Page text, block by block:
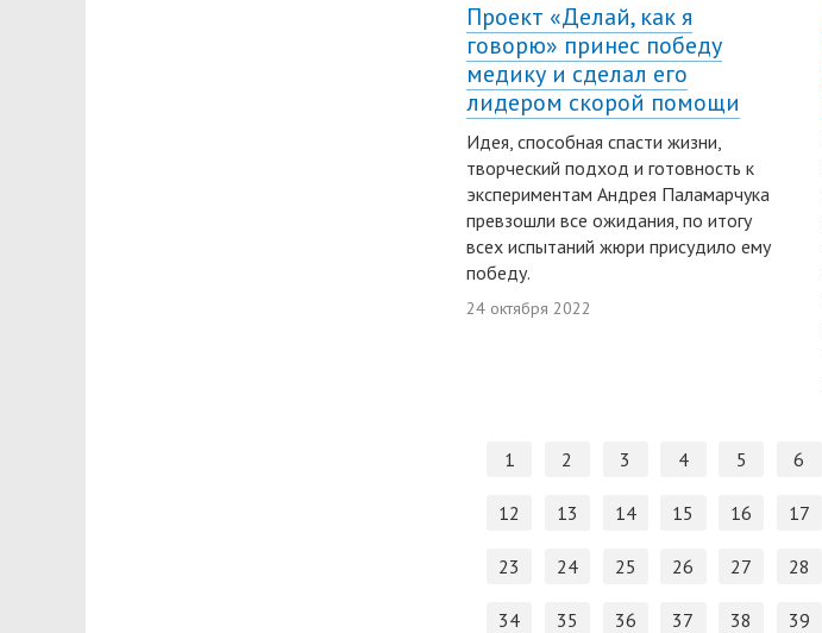
Проект «Делай, как я
говорю» принес победу
медику и сделал его
лидером скорой помощи
Идея, способная спасти жизни,
творческий подход и готовность к
экспериментам Андрея Паламарчука
превзошли все ожидания, по итогу
всех испытаний жюри присудило ему
победу.
24 октября 2022
1 2 3 4 5 6
12 13 14 15 16 17
23 24 25 26 27 28
34 35 36 37 38 39